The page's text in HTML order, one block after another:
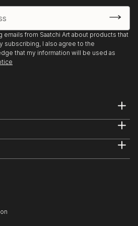
emails from Saatchi Art about products that
subscribing, I also agree to the
that my information will be used as